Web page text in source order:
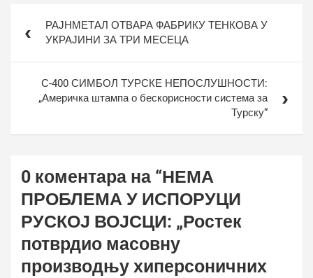
чланкаРАЈНМЕТАЛ ОТВАРА ФАБРИКУ ТЕНКОВА У
УКРАЈИНИ ЗА ТРИ МЕСЕЦА
С-400 СИМБОЛ ТУРСКЕ НЕПОСЛУШНОСТИ:
„Америчка штампа о бескорисности система за
Турску“
0 коментара на “НЕМА
ПРОБЛЕМА У ИСПОРУЦИ
РУСКОЈ ВОЈСЦИ: „Ростек
потврдио масовну
производњу хиперсоничних